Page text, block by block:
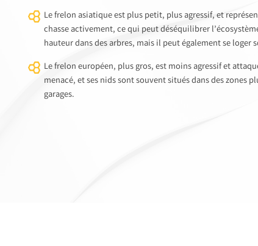
Le frelon asiatique est plus petit, plus agressif, et
chasse activement, ce qui peut déséquilibrer
hauteur dans des arbres, mais il peut également se loger
Le frelon européen, plus gros, est moins agressif et
menacé, et ses nids sont souvent situés dans des zones
garages.